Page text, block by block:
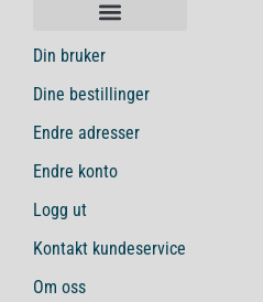
Din bruker
Dine bestillinger
Endre adresser
Endre konto
Logg ut
Kontakt kundeservice
Om oss